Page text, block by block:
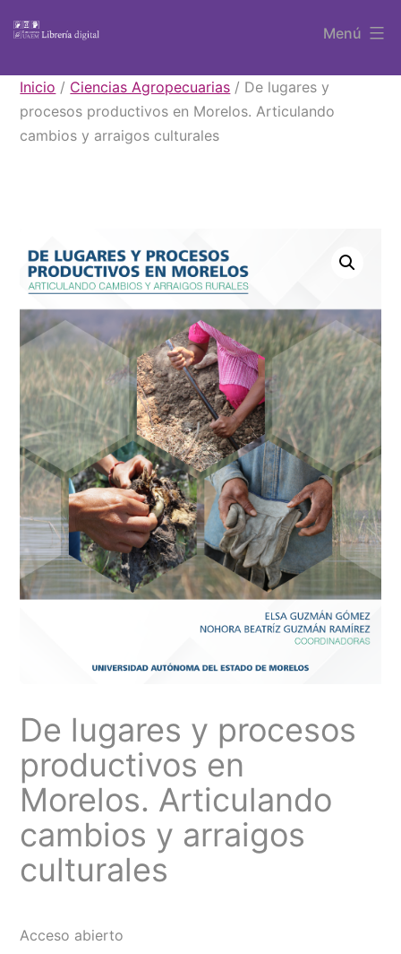
contenido
Libros
UAEM
Menú
Inicio / Ciencias Agropecuarias / De lugares y
procesos productivos en Morelos. Articulando
cambios y arraigos culturales
De lugares y procesos
productivos en
Morelos. Articulando
cambios y arraigos
culturales
Acceso abierto